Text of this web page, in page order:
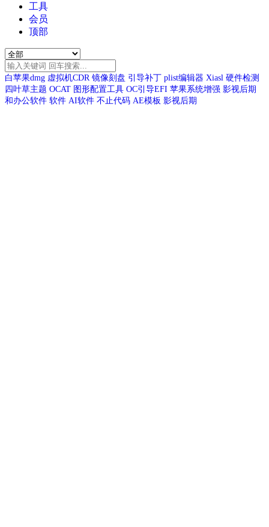
工具
会员
顶部
白苹果dmg 虚拟机CDR 镜像刻盘 引导补丁 plist编辑器 Xiasl 硬件检测
四叶草主题 OCAT 图形配置工具 OC引导EFI 苹果系统增强 影视后期
和办公软件 软件 AI软件 不止代码 AE模板 影视后期